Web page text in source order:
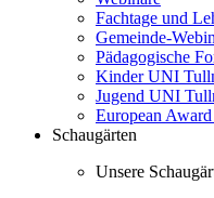
Fachtage und
Gemeinde-
Pädagogische
Kinder UNI
Jugend UNI
European
Schaugärten
Unsere